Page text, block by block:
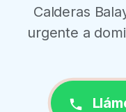
Calderas
urgente a